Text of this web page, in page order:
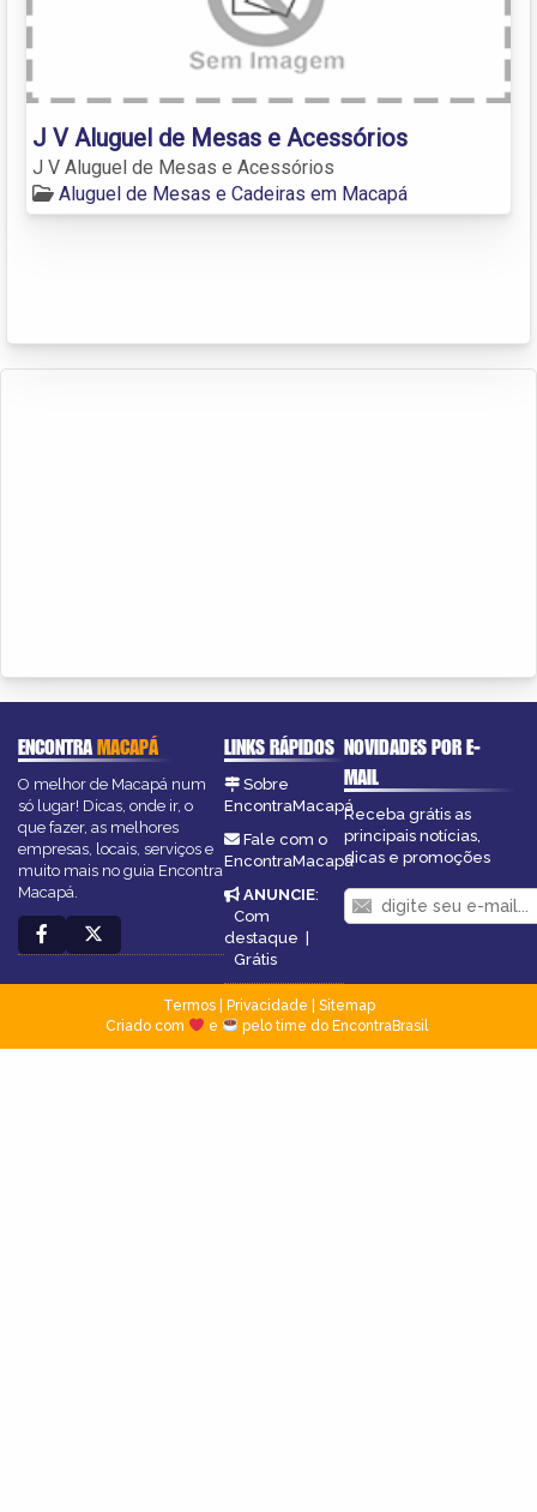
J V Aluguel de Mesas e Acessórios
J V Aluguel de Mesas e Acessórios
Aluguel de Mesas e Cadeiras em Macapá
ENCONTRAMACAPÁ
O melhor de Macapá num
só lugar! Dicas, onde ir, o
que fazer, as melhores
empresas, locais, serviços e
muito mais no guia Encontra
Macapá.
LINKS RÁPIDOS
Sobre
EncontraMacapá
Fale com o
EncontraMacapá
ANUNCIE:
Com
destaque |
Grátis
NOVIDADES POR E-
MAIL
Receba grátis as
principais notícias,
dicas e promoções
Termos| Privacidade
Sitemap
Criado com
e pelo time do EncontraBrasil